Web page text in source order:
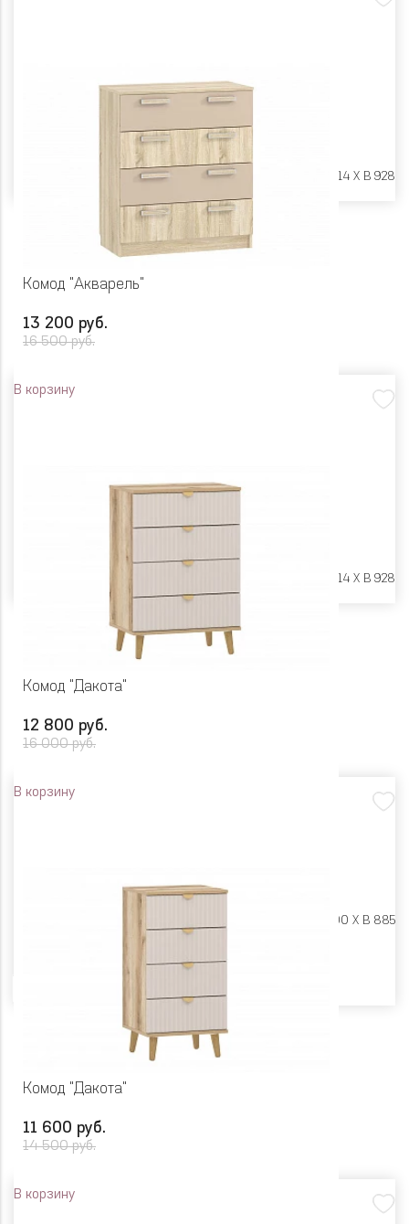
Ш 804 X Г 414 X В 928
Комод "Акварель"
13 200 руб.
16 500 руб.
В корзину
Ш 804 X Г 414 X В 928
Комод "Дакота"
12 800 руб.
16 000 руб.
В корзину
Ш 600 X Г 400 X В 885
Комод "Дакота"
11 600 руб.
14 500 руб.
В корзину